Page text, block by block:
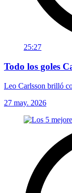
25:27
Todo los goles
Leo Carlsson brilló
27 may. 2026